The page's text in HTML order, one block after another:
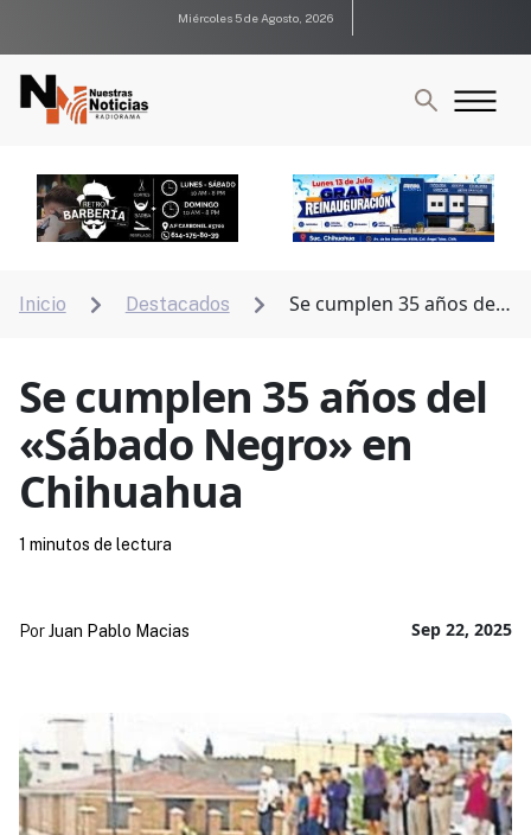
Miércoles 5 de Agosto, 2026
Inicio  Destacados 
Se cumplen 35 años del
Se cumplen 35 años del
«Sábado Negro» en
Chihuahua
Sep 22, 2025
PorJuan Pablo Macias
1 minutos de lectura